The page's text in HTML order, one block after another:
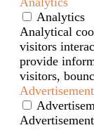
Analytics
Analytical
visitors
provide
visitors,
Advertisement